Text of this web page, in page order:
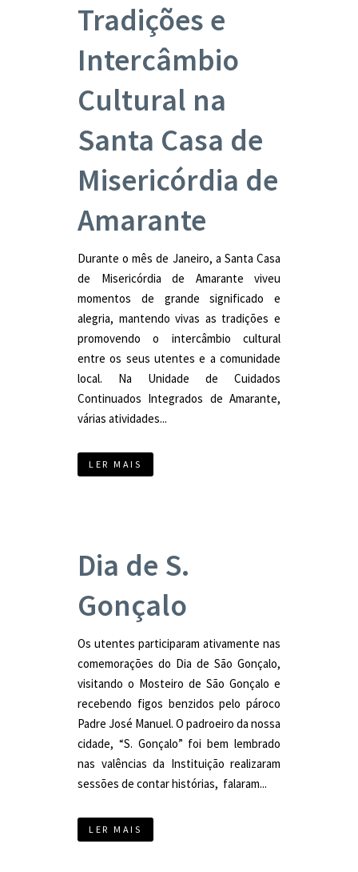
Tradições e
Intercâmbio
Cultural na
Santa Casa de
Misericórdia de
Amarante
Durante o mês de Janeiro, a Santa Casa
de Misericórdia de Amarante viveu
momentos de grande significado e
alegria, mantendo vivas as tradições e
promovendo o intercâmbio cultural
entre os seus utentes e a comunidade
local. Na Unidade de Cuidados
Continuados Integrados de Amarante,
várias atividades...
LER MAIS
Dia de S.
Gonçalo
Os utentes participaram ativamente nas
comemorações do Dia de São Gonçalo,
visitando o Mosteiro de São Gonçalo e
recebendo figos benzidos pelo pároco
Padre José Manuel. O padroeiro da nossa
cidade, “S. Gonçalo” foi bem lembrado
nas valências da Instituição realizaram
sessões de contar histórias, falaram...
LER MAIS